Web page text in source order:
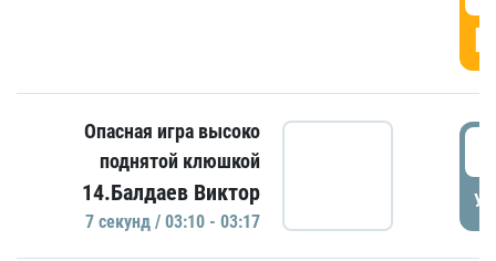
Опасная игра высоко
поднятой клюшкой
14.Балдаев Виктор
7 секунд / 03:10 - 03:17